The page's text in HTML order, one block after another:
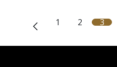
1 2 3